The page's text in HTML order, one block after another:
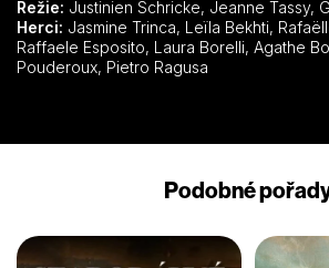
Režie: Justinien Schricke, Jeanne Tassy,
Herci:
Raffaele Esposito, Laura Borelli, Agathe Bonitzer, Sébastien
Pouderoux, Pietro Ragusa
Podobné